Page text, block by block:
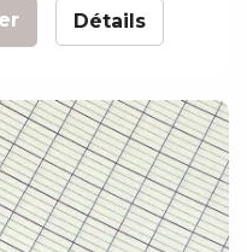
Détails